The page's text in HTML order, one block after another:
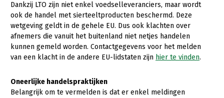
Melkveehouderij
Paardenhouderij
Pluimveehouderij
Varkenshouderij
Bomen, vaste planten en zomerbloemen
Fruitteelt
Glastuinbouw
Vollegrondsgroente
Nieuws
Nieuwsabonnement
Webinars
LTO Nederland
Dankzij LTO zijn niet enkel voedselleveranciers, maar wordt
ook de handel met sierteeltproducten beschermd. Deze
wetgeving geldt in de gehele EU. Dus ook klachten over
afnemers die vanuit het buitenland niet netjes handelen
kunnen gemeld worden. Contactgegevens voor het melden
van een klacht in de andere EU-lidstaten zijn hier te vinden.
Oneerlijke handelspraktijken
Belangrijk om te vermelden is dat er enkel meldingen